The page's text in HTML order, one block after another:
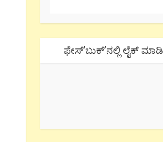
ಫೇಸ್’ಬುಕ್’ನಲ್ಲಿ ಲೈಕ್ ಮಾಡಿ